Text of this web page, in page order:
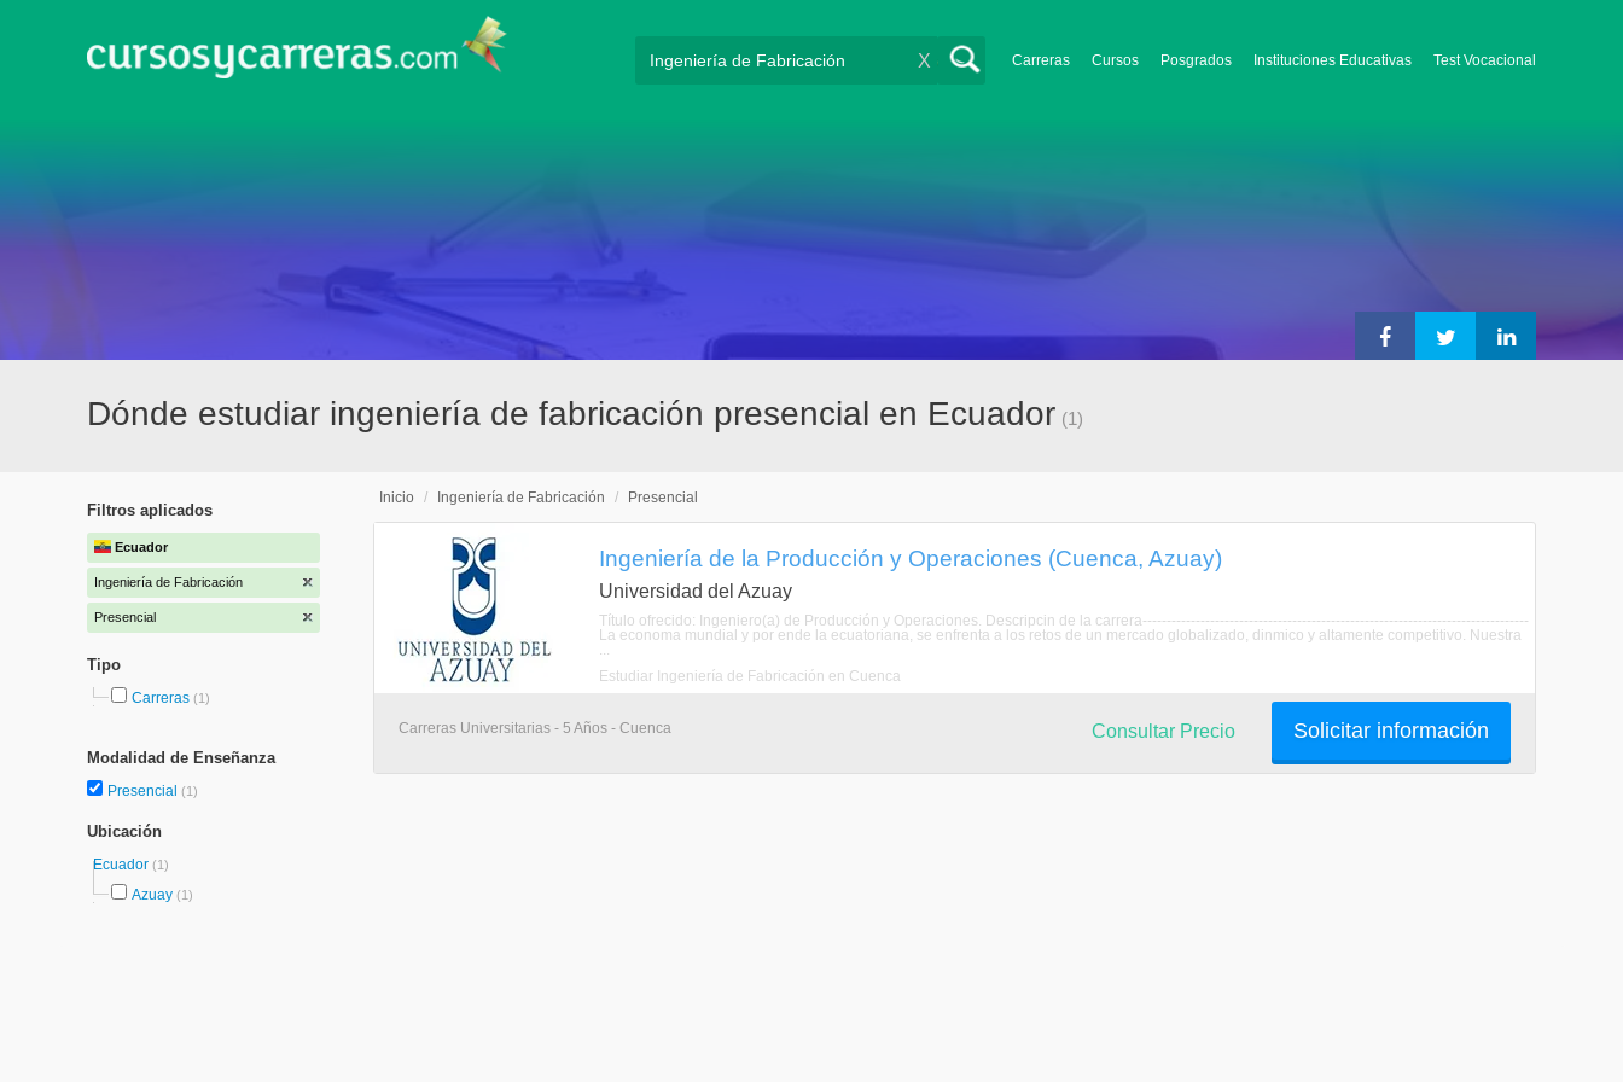
Carreras Cursos Posgrados Instituciones Educativas Test Vocacional
X
Dónde estudiar ingeniería de fabricación presencial en Ecuador (1)
Filtros aplicados
Ecuador
Ingeniería de Fabricación
Presencial
Tipo
Carreras (1)
Modalidad de Enseñanza
Presencial (1)
Ubicación
Ecuador (1)
Azuay (1)
Inicio / Ingeniería de Fabricación / Presencial
Ingeniería de la Producción y Operaciones (Cuenca, Azuay)
Universidad del Azuay
Título ofrecido: Ingeniero(a) de Producción y Operaciones. Descripcin de la carrera--------------------------------------------------------------------------------
La economa mundial y por ende la ecuatoriana, se enfrenta a los retos de un mercado globalizado, dinmico y altamente competitivo. Nuestra
...
Estudiar Ingeniería de Fabricación en Cuenca
Carreras Universitarias - 5 Años - Cuenca Solicitar información
Consultar Precio